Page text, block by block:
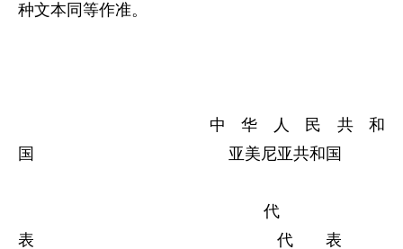
种文本同等作准。
中华人民共和
国 亚美尼亚共和国
代
表 代 表